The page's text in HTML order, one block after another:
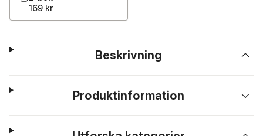
169 kr
Beskrivning
Produktinformation